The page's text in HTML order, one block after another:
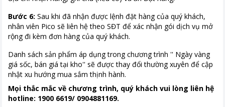
Bước 6: Sau khi đã nhận được lệnh đặt hàng của quý khách,
nhân viên Pico sẽ liên hệ theo SĐT để xác nhận gói dịch vụ mở
rộng đi kèm đơn hàng của quý khách.
Danh sách sản phẩm áp dụng trong chương trình '' Ngày vàng
giá sốc, bán giá tại kho'' sẽ được thay đổi thường xuyên để cập
nhật xu hướng mua sắm thịnh hành.
Mọi thắc mắc về chương trình, quý khách vui lòng liên hệ
hotline: 1900 6619/ 0904881169.